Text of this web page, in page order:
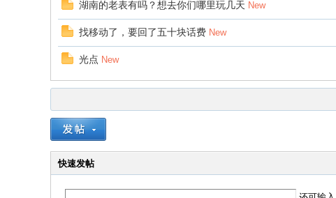
湖南的老表有吗？想去你们哪里玩几天 New
找移动了，要回了五十块话费 New
光点 New
快速发帖